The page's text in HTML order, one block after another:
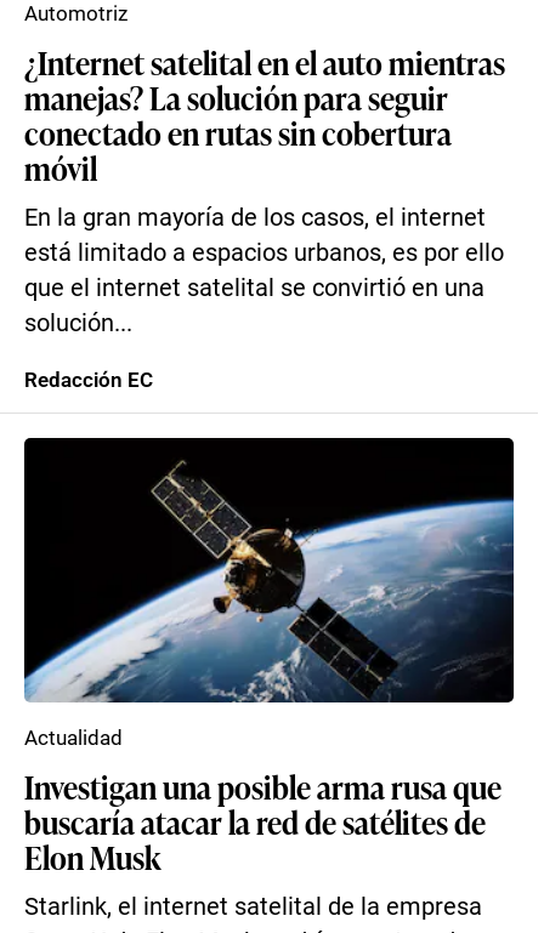
¿Internet satelital en el auto mientras
manejas? La solución para seguir
conectado en rutas sin cobertura
móvil
En la gran mayoría de los casos, el internet
está limitado a espacios urbanos, es por ello
que el internet satelital se convirtió en una
solución...
Automotriz
Redacción EC
Investigan una posible arma rusa que
buscaría atacar la red de satélites de
Elon Musk
Starlink, el internet satelital de la empresa
Actualidad